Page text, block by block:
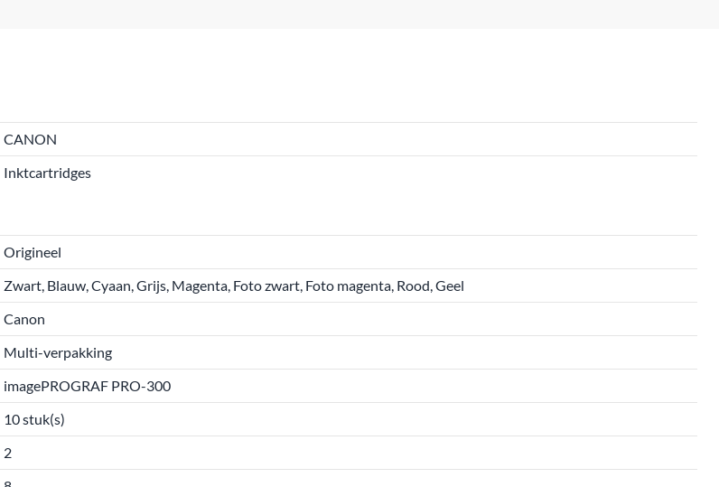
CANON
Inktcartridges
Origineel
Zwart, Blauw, Cyaan, Grijs, Magenta, Foto zwart, Foto magenta, Rood, Geel
Canon
Multi-verpakking
imagePROGRAF PRO-300
10 stuk(s)
2